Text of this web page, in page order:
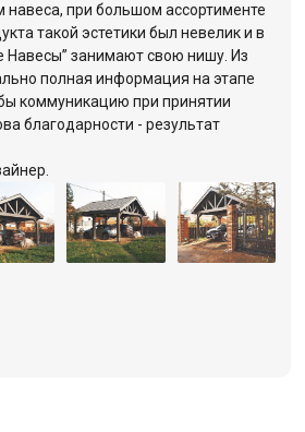
навеса, при большом ассортименте
такой эстетики был невелик и в
Навесы” занимают свою нишу. Из
полная информация на этапе
коммуникацию при принятии
благодарности - результат